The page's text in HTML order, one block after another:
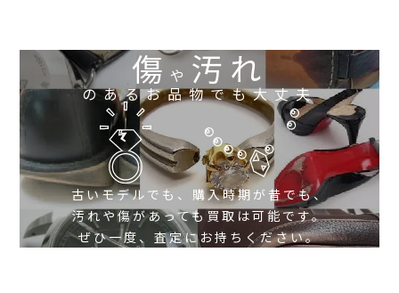
傷や 汚れ
のあるお品物でも大丈夫
古いモデルでも、購入時期が昔でも、
汚れや傷があっても買取は可能です。
ぜひ一度、査定にお持ちください。